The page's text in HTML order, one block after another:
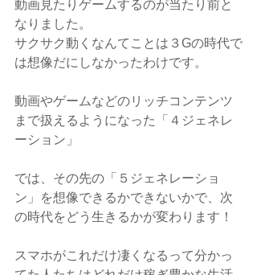
動画見たりゲームするのが当たり前と
なりました。
サクサク動くなんてことは３Gの時代で
は想像だにしなかったわけです。
動画やゲームなどのリッチコンテンツ
まで扱えるようになった「４ジェネレ
ーション」
では、その先の「５ジェネレーショ
ン」を想像できるかできないかで、次
の時代をどう生きるかが変わります！
スマホがこれだけ凄くなるって分かっ